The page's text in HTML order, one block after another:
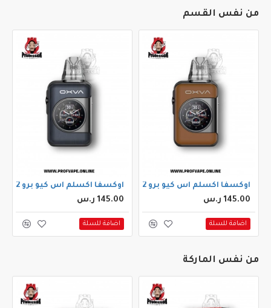
من نفس القسم
اوكسفا اكسلم اس كيو برو 2 بود كيت جلد بني
145.00 ر.س
اضافة للسلة
اوكسفا اكسلم اس كيو برو 2 بود كيت جنميتل خشبي
145.00 ر.س
اضافة للسلة
من نفس الماركة